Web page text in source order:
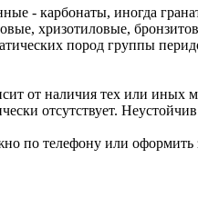
- карбонаты, иногда
хризотиловые,
пород группы
от наличия тех или иных
отсутствует.
по телефону или оформить